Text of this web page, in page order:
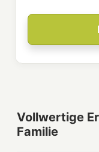
Vollwertige
Familie